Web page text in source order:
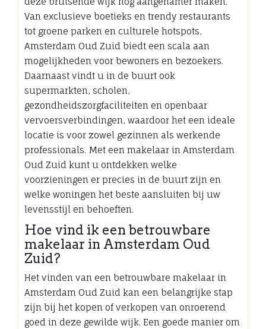
Van exclusieve boetieks en trendy restaurants
tot groene parken en culturele hotspots,
Amsterdam Oud Zuid biedt een scala aan
mogelijkheden voor bewoners en bezoekers.
Daarnaast vindt u in de buurt ook
supermarkten, scholen,
gezondheidszorgfaciliteiten en openbaar
vervoersverbindingen, waardoor het een ideale
locatie is voor zowel gezinnen als werkende
professionals. Met een makelaar in Amsterdam
Oud Zuid kunt u ontdekken welke
voorzieningen er precies in de buurt zijn en
welke woningen het beste aansluiten bij uw
levensstijl en behoeften.
Hoe vind ik een betrouwbare
makelaar in Amsterdam Oud
Zuid?
Het vinden van een betrouwbare makelaar in
Amsterdam Oud Zuid kan een belangrijke stap
zijn bij het kopen of verkopen van onroerend
goed in deze gewilde wijk. Een goede manier om